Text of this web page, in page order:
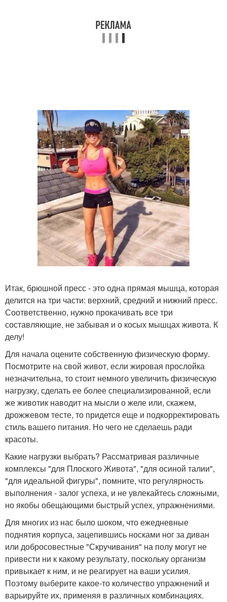
Итак, брюшной пресс - это одна прямая мышца, которая
делится на три части: верхний, средний и нижний пресс.
Соответственно, нужно прокачивать все три
составляющие, не забывая и о косых мышцах живота. К
делу!
Для начала оцените собственную физическую форму.
Посмотрите на свой живот, если жировая прослойка
незначительна, то стоит немного увеличить физическую
нагрузку, сделать ее более специализированной, если
же животик наводит на мысли о желе или, скажем,
дрожжевом тесте, то придется еще и подкорректировать
стиль вашего питания. Но чего не сделаешь ради
красоты.
Какие нагрузки выбрать? Рассматривая различные
комплексы "для Плоского Живота", "для осиной талии",
"для идеальной фигуры", помните, что регулярность
выполнения - залог успеха, и не увлекайтесь сложными,
но якобы обещающими быстрый успех, упражнениями.
Для многих из нас было шоком, что ежедневные
поднятия корпуса, зацепившись носками ног за диван
или добросовестные "Скручивания" на полу могут не
привести ни к какому результату, поскольку организм
привыкает к ним, и не реагирует на ваши усилия.
Поэтому выберите какое-то количество упражнений и
варьируйте их, применяя в различных комбинациях.